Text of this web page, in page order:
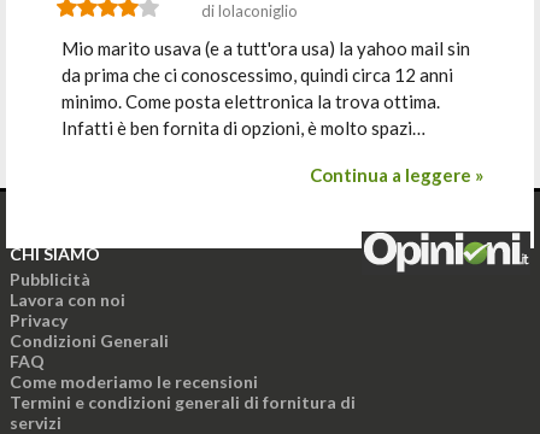
di lolaconiglio
Mio marito usava (e a tutt'ora usa) la yahoo mail sin
da prima che ci conoscessimo, quindi circa 12 anni
minimo. Come posta elettronica la trova ottima.
Infatti è ben fornita di opzioni, è molto spazi…
Continua a leggere »
CHI SIAMO
Pubblicità
Lavora con noi
Privacy
Condizioni Generali
FAQ
Come moderiamo le recensioni
Termini e condizioni generali di fornitura di
servizi